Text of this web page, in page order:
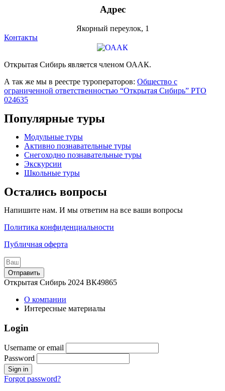
Адрес
Якорный переулок, 1
Контакты
Открытая Сибирь является членом ОААК.
А так же мы в реестре туроператоров: Общество с
ограниченной ответственностью “Открытая Сибирь” РТО
024635
Популярные туры
Модульные туры
Активно познавательные туры
Снегоходно познавательные туры
Экскурсии
Школьные туры
Остались вопросы
Напишите нам. И мы ответим на все ваши вопросы
Политика конфиденциальности
Публичная оферта
Отправить
Открытая Сибирь 2024 ВК49865
О компании
Интересные материалы
Login
Username or email
Password
Forgot password?